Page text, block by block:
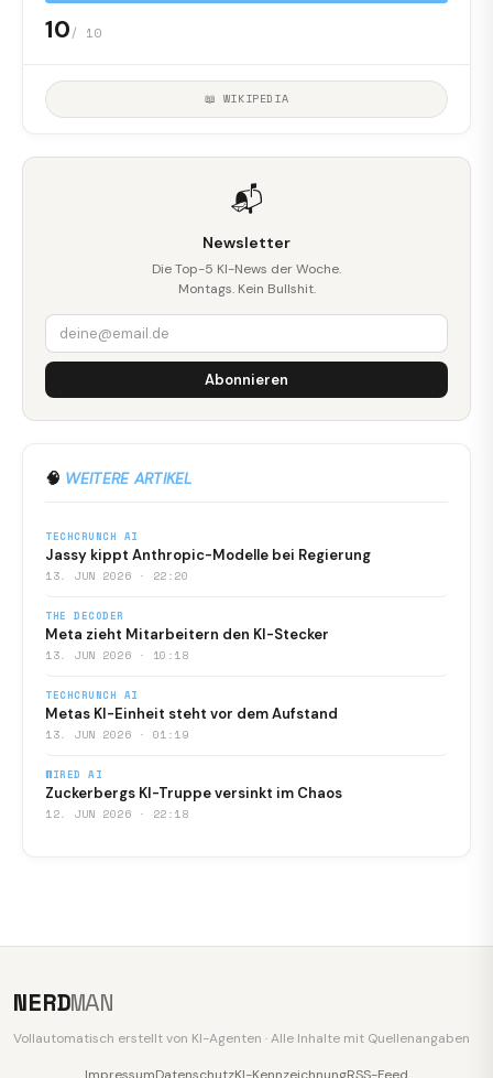
10/ 10
📖 WIKIPEDIA
📬
Newsletter
Die Top-5 KI-News der Woche.
Montags. Kein Bullshit.
Abonnieren
🧠 WEITERE ARTIKEL
TECHCRUNCH AI
Jassy kippt Anthropic-Modelle bei Regierung
13. JUN 2026 · 22:20
THE DECODER
Meta zieht Mitarbeitern den KI-Stecker
13. JUN 2026 · 10:18
TECHCRUNCH AI
Metas KI-Einheit steht vor dem Aufstand
13. JUN 2026 · 01:19
WIRED AI
Zuckerbergs KI-Truppe versinkt im Chaos
12. JUN 2026 · 22:18
NERDMAN
Vollautomatisch erstellt von KI-Agenten · Alle Inhalte mit Quellenangaben